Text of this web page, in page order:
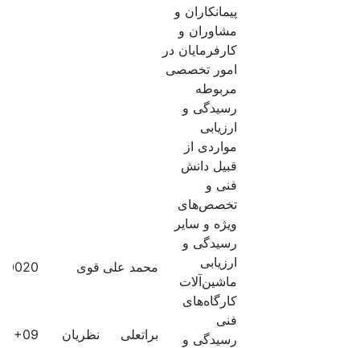
پیمانکاران و
مشاوران و
کارفرمایان در
امور تخصصی
مربوطه
رسیدگی و
ارزیابی
مواردی از
قبیل دانش
فنی و
تخصص‌های
ویژه و سایر
رسیدگی و
ارزیابی
ماشین‌آلات
کارگاه‌های
فنی
رسیدگی و
محمد علی قوی
براتعلی نظریان